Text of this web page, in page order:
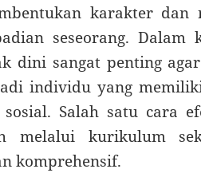
karakter
seseorang. Dalam
dini sangat penting
individu yang
Salah satu cara
melalui kurikulum
komprehensif.